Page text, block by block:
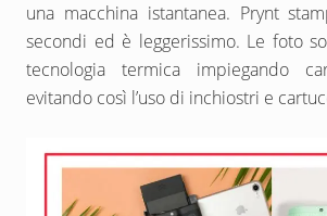
una macchina istantanea. Prynt
secondi ed è leggerissimo. Le foto
tecnologia termica impiegando
evitando così l’uso di inchiostri e